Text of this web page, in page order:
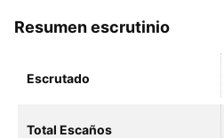
Resumen escrutinio
Escrutado
Total Escaños